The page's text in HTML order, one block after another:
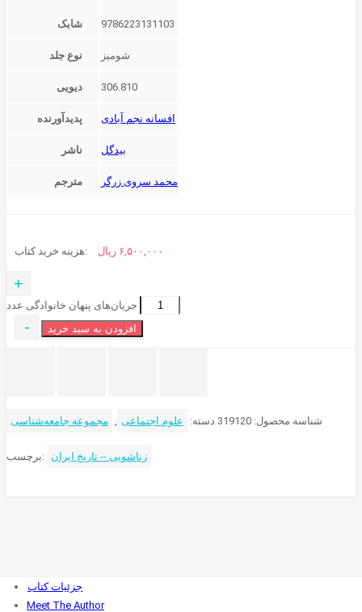
شابک 9786223131103
نوع جلد شومیز
دیویی 306.810
پدیدآورنده افسانه نجم آبادی
ناشر بیدگل
مترجم محمد سروی زرگر
هزینه خرید کتاب: ۶,۵۰۰,۰۰۰ ریال
+
جریان‌های پنهان خانوادگی عدد
- افزودن به سبد خرید
شناسه محصول: 319120 دسته: علوم اجتماعی مجموعه جامعه‌شناسی
برچسب: زناشویی -- تاریخ ایران
جزئیات کتاب
Meet The Author